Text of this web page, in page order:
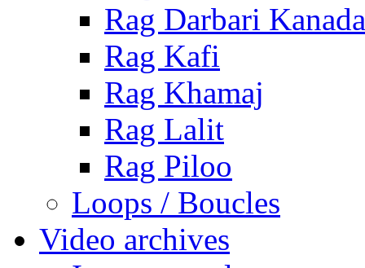
Rag Darbari Kanada
Rag Kafi
Rag Khamaj
Rag Lalit
Rag Piloo
Loops / Boucles
Video archives